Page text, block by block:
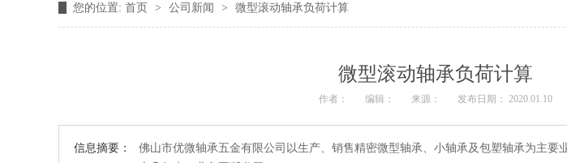
您的位置: 首页 > 公司新闻 > 微型滚动轴承负荷计算
微型滚动轴承负荷计算
作者： 编辑： 来源： 发布日期： 2020.01.10
信息摘要：
佛山市优微轴承五金有限公司以生产、销售精密微型轴承、小轴承及包塑轴承为主要